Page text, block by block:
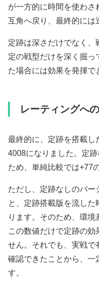
が一方的に時間を使わさ
互角へ戻り、最終的には
定跡は深さだけでなく
定の戦型だけを深く掘
た場合には効果を発揮で
レーティングへ
最終的に、定跡を搭載し
4008になりました。定
ため、単純比較では+77
ただし、定跡なしのバー
と、定跡搭載版を流し
ります。そのため、環境
この数値だけで定跡の効
せん。それでも、実戦で
確認できたことから、一
す。